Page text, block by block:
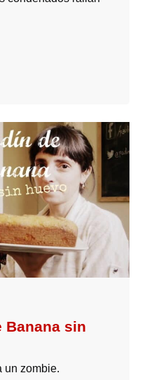
Banana sin
un zombie.